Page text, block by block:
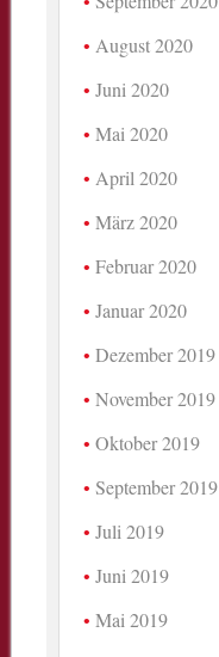
August 2020
Juni 2020
Mai 2020
April 2020
März 2020
Februar 2020
Januar 2020
Dezember 2019
November 2019
Oktober 2019
September 2019
Juli 2019
Juni 2019
Mai 2019